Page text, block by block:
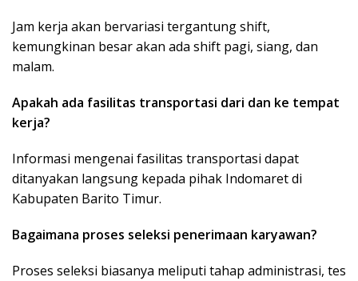
Jam kerja akan bervariasi tergantung shift,
kemungkinan besar akan ada shift pagi, siang, dan
malam.
Apakah ada fasilitas transportasi dari dan ke tempat
kerja?
Informasi mengenai fasilitas transportasi dapat
ditanyakan langsung kepada pihak Indomaret di
Kabupaten Barito Timur.
Bagaimana proses seleksi penerimaan karyawan?
Proses seleksi biasanya meliputi tahap administrasi, tes